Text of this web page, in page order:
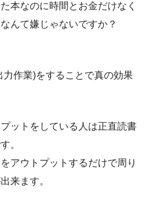
本なのに時間とお金だけなく
んて嫌じゃないですか？
作業)をすることで真の効果
ットをしている人は正直読書
。
アウトプットするだけで周り
来ます。